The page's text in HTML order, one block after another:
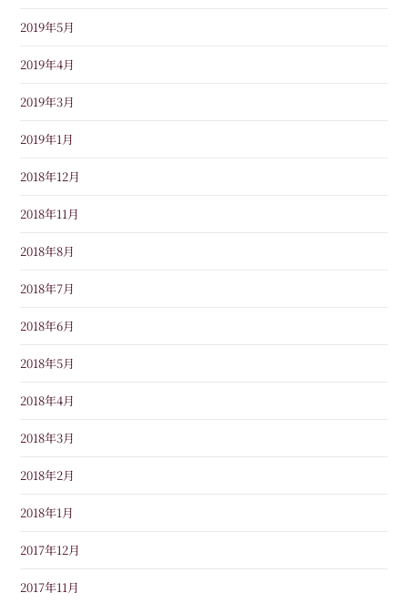
2019年5月
2019年4月
2019年3月
2019年1月
2018年12月
2018年11月
2018年8月
2018年7月
2018年6月
2018年5月
2018年4月
2018年3月
2018年2月
2018年1月
2017年12月
2017年11月